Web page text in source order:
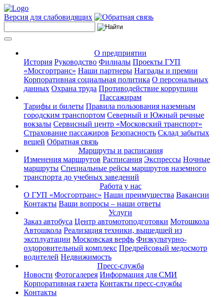
Версия для слабовидящих
О предприятии
История Руководство Филиалы Проекты ГУП
«Мосгортранс» Наши партнеры Награды и премии
Корпоративная социальная политика О персональных
данных Охрана труда Противодействие коррупции
Пассажирам
Тарифы и билеты Правила пользования наземным
городским транспортом Северный и Южный речные
вокзалы Сервисный центр «Московский транспорт»
Страхование пассажиров Безопасность Склад забытых
вещей Обратная связь
Маршруты и расписания
Изменения маршрутов Расписания Экспрессы Ночные
маршруты Специальные рейсы маршрутов наземного
транспорта до учебных заведений
Работа у нас
О ГУП «Мосгортранс» Наши преимущества Вакансии
Контакты Ваши вопросы – наши ответы
Услуги
Заказ автобуса Центр автомотоподготовки Мотошкола
Автошкола Реализация техники, вышедшей из
эксплуатации Московская верфь Физкультурно-
оздоровительный комплекс Предрейсовый медосмотр
водителей Недвижимость
Пресс-служба
Новости Фотогалерея Информация для СМИ
Корпоративная газета Контакты пресс-службы
Контакты